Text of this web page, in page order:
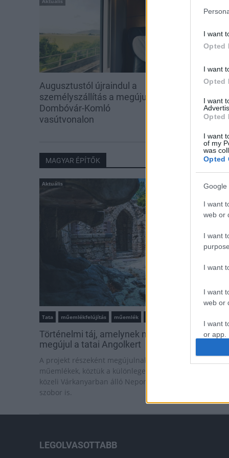
I want
Opted
I want
Opted
I want
Opted
I want
of my
was
Opted
Google
I want
web or
I want
I want
I want
web or
I want
or app.
I want
I want
Augusztustól újraindul a
személyszállítás a megújuló
Dombóvár-Komló
vasútvonalon
MAGYAR ÉPÍTŐK
Aktuális
Tata műemlékfelújítás műemlék
Történelmi táj, amelynek minden köve mesél –
megújul a tatai Angolkert
A projekt részeként megújulnak a területen található
műemlékek, köztük a különleges Műromok, valamint a
közeli Várkanyarban álló Nepomuki Szent János híd és
szobor is.
LEGOLVASOTTABB